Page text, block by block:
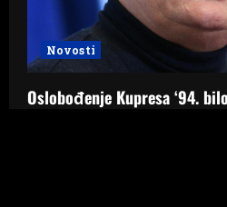
Novosti
Oslobođenje Kupresa ‘94.